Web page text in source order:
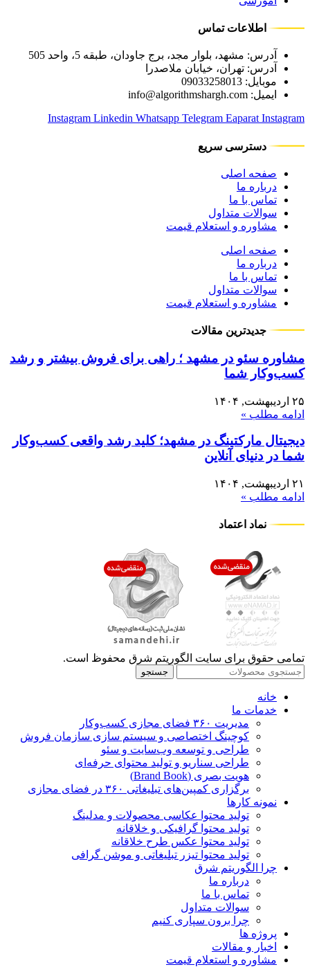
اطلاعات تماس
آدرس: مشهد، بلوار مجد، برج جاودان، طبقه 5، واحد 505
آدرس: تهران، خیابان ملاصدرا
موبایل: 09033258013
ایمیل: info@algorithmshargh.com
Instagram Linkedin Whatsapp Telegram Eaparat Instagram
دسترسی سریع
صفحه اصلی
درباره ما
تماس با ما
سوالات متداول
مشاوره و استعلام قیمت
صفحه اصلی
درباره ما
تماس با ما
سوالات متداول
مشاوره و استعلام قیمت
جدیدترین مقالات
مشاوره سئو در مشهد ؛ راهی برای فروش بیشتر و رشد
کسب‌وکار شما
۲۵ اردیبهشت, ۱۴۰۴
ادامه مطلب »
دیجیتال مارکتینگ در مشهد؛ کلید رشد واقعی کسب‌وکار
شما در دنیای آنلاین
۲۱ اردیبهشت, ۱۴۰۴
ادامه مطلب »
نماد اعتماد
تمامی حقوق برای سایت الگوریتم شرق محفوظ است.
جستجو
خانه
خدمات ما
مدیریت ۳۶۰ فضای مجازی کسب‌وکار
کوچینگ اختصاصی و سیستم سازی سازمان فروش
طراحی و توسعه وب‌سایت و سئو
طراحی سناریو و تولید محتوای حرفه‌ای
هویت بصری (Brand Book)
برگزاری کمپین‌های تبلیغاتی ۳۶۰ در فضای مجازی
نمونه کارها
تولید محتوا عکاسی محصولات و مدلینگ
تولید محتوا گرافیکی و خلاقانه
تولید محتوا عکس طرح خلاقانه
تولید محتوا تیزر تبلیغاتی و موشن گرافی
چرا الگوریتم شرق
درباره ما
تماس با ما
سوالات متداول
چرا برون سپاری کنیم
پروژه ها
اخبار و مقالات
مشاوره و استعلام قیمت